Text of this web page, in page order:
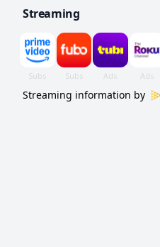
canais da HBO.
Streaming
Streaming information by